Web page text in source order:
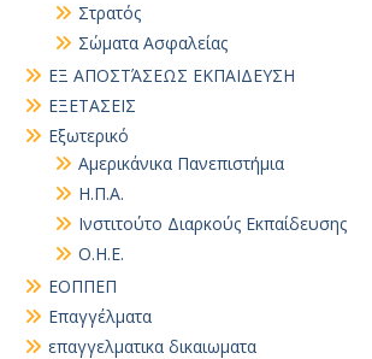
Στρατός
Σώματα Ασφαλείας
ΕΞ ΑΠΟΣΤΆΣΕΩΣ ΕΚΠΑΙΔΕΥΣΗ
ΕΞΕΤΑΣΕΙΣ
Εξωτερικό
Αμερικάνικα Πανεπιστήμια
Η.Π.Α.
Ινστιτούτο Διαρκούς Εκπαίδευσης
Ο.Η.Ε.
ΕΟΠΠΕΠ
Επαγγέλματα
επαγγελματικα δικαιωματα